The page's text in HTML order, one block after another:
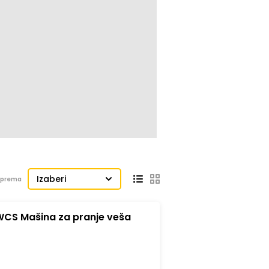
Izaberi
Mašina za pranje veša